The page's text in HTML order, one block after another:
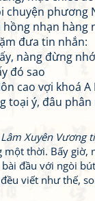
chuyện phương
nhạn hàng
đưa tin nhắn:
nàng đừng
đó sao
cao vợi khoá A
toại ý, đâu phân
Lâm Xuyên Vương
thời. Bấy giờ,
đầu với ngòi
viết như thế,